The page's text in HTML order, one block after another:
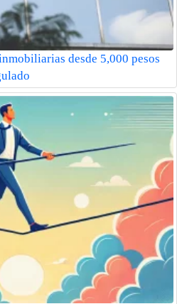
desde 5,000 pesos